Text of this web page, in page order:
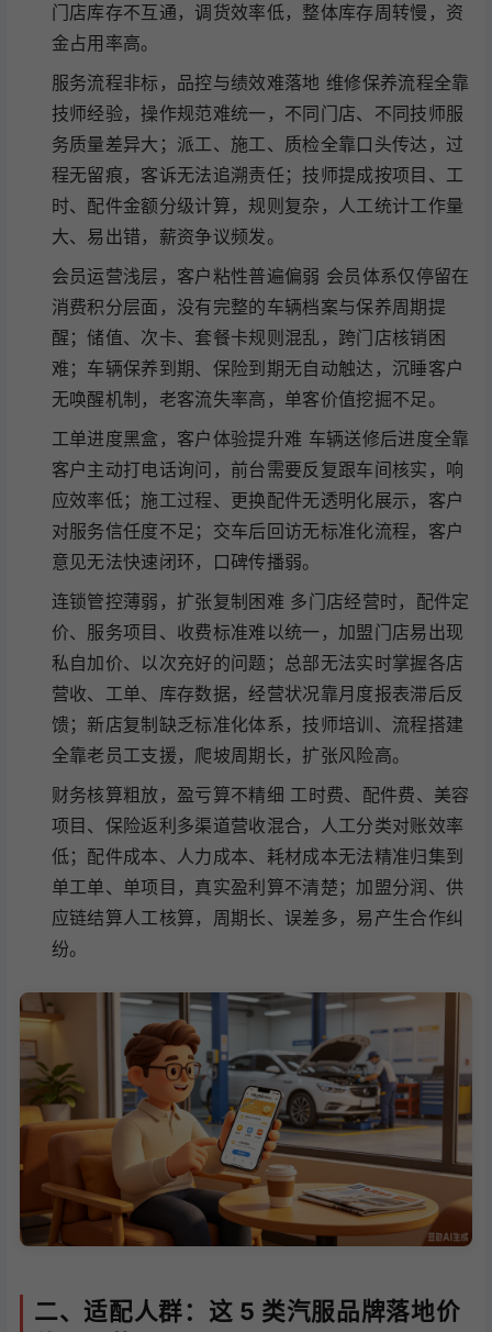
门店库存不互通，调货效率低，整体库存周转慢，资
金占用率高。
服务流程非标，品控与绩效难落地 维修保养流程全靠
技师经验，操作规范难统一，不同门店、不同技师服
务质量差异大；派工、施工、质检全靠口头传达，过
程无留痕，客诉无法追溯责任；技师提成按项目、工
时、配件金额分级计算，规则复杂，人工统计工作量
大、易出错，薪资争议频发。
会员运营浅层，客户粘性普遍偏弱 会员体系仅停留在
消费积分层面，没有完整的车辆档案与保养周期提
醒；储值、次卡、套餐卡规则混乱，跨门店核销困
难；车辆保养到期、保险到期无自动触达，沉睡客户
无唤醒机制，老客流失率高，单客价值挖掘不足。
工单进度黑盒，客户体验提升难 车辆送修后进度全靠
客户主动打电话询问，前台需要反复跟车间核实，响
应效率低；施工过程、更换配件无透明化展示，客户
对服务信任度不足；交车后回访无标准化流程，客户
意见无法快速闭环，口碑传播弱。
连锁管控薄弱，扩张复制困难 多门店经营时，配件定
价、服务项目、收费标准难以统一，加盟门店易出现
私自加价、以次充好的问题；总部无法实时掌握各店
营收、工单、库存数据，经营状况靠月度报表滞后反
馈；新店复制缺乏标准化体系，技师培训、流程搭建
全靠老员工支援，爬坡周期长，扩张风险高。
财务核算粗放，盈亏算不精细 工时费、配件费、美容
项目、保险返利多渠道营收混合，人工分类对账效率
低；配件成本、人力成本、耗材成本无法精准归集到
单工单、单项目，真实盈利算不清楚；加盟分润、供
应链结算人工核算，周期长、误差多，易产生合作纠
纷。
二、适配人群：这 5 类汽服品牌落地价